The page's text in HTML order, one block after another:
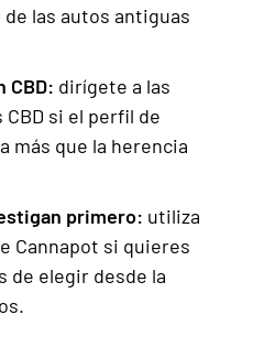
las autos antiguas
CBD: dirígete a las
si el perfil de
más que la herencia
primero: utiliza
Cannapot si quieres
de elegir desde la